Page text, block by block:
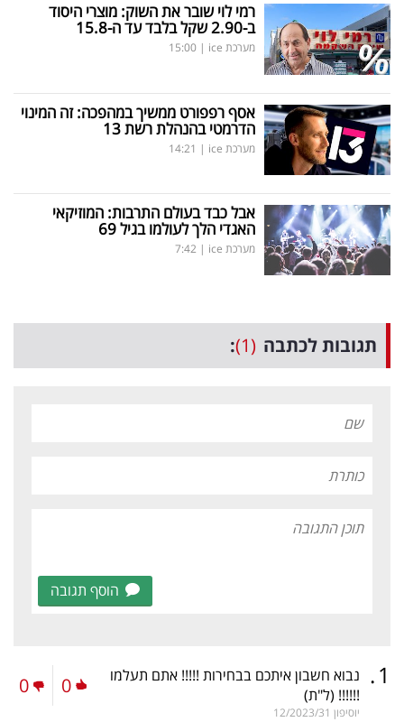
רמי לוי שובר את השוק: מוצרי היסוד
ב-2.90 שקל בלבד עד ה-15.8
מערכת ice |
15:00
אסף רפפורט ממשיך במהפכה: זה המינוי
הדרמטי בהנהלת רשת 13
מערכת ice |
14:21
אבל כבד בעולם התרבות: המוזיקאי
האגדי הלך לעולמו בגיל 69
מערכת ice |
7:42
תגובות לכתבה (1)
:
הוסף תגובה
1
. נבוא חשבון איתכם בבחירות !!!!! אתם תעלמו
!!!!!! (ל"ת)
יוסיפון 12/2023/31
0
0